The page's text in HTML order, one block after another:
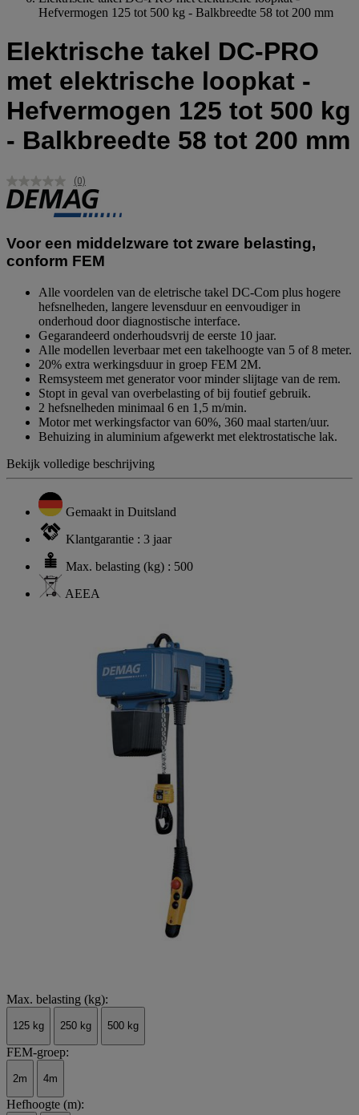
Hefvermogen 125 tot 500 kg - Balkbreedte 58 tot 200 mm
Elektrische takel DC-PRO
met elektrische loopkat -
Hefvermogen 125 tot 500 kg
- Balkbreedte 58 tot 200 mm
Geen
scorewaarde.
Dezelfde
(0)
Voor een middelzware tot zware belasting,
conform FEM
Alle voordelen van de eletrische takel DC-Com plus hogere
hefsnelheden, langere levensduur en eenvoudiger in
onderhoud door diagnostische interface.
Gegarandeerd onderhoudsvrij de eerste 10 jaar.
Alle modellen leverbaar met een takelhoogte van 5 of 8 meter.
20% extra werkingsduur in groep FEM 2M.
Remsysteem met generator voor minder slijtage van de rem.
Stopt in geval van overbelasting of bij foutief gebruik.
2 hefsnelheden minimaal 6 en 1,5 m/min.
Motor met werkingsfactor van 60%, 360 maal starten/uur.
Behuizing in aluminium afgewerkt met elektrostatische lak.
Bekijk volledige beschrijving
Gemaakt in Duitsland
Klantgarantie : 3 jaar
Max. belasting (kg) : 500
AEEA
Max. belasting (kg):
125 kg 250 kg 500 kg
FEM-groep:
2m 4m
Hefhoogte (m):